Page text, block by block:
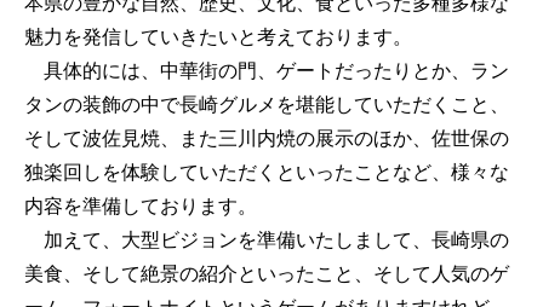
魅力を発信していきたいと考えております。
具体的には、中華街の門、ゲートだったりとか、ラン
タンの装飾の中で長崎グルメを堪能していただくこと、
そして波佐見焼、また三川内焼の展示のほか、佐世保の
独楽回しを体験していただくといったことなど、様々な
内容を準備しております。
加えて、大型ビジョンを準備いたしまして、長崎県の
美食、そして絶景の紹介といったこと、そして人気のゲ